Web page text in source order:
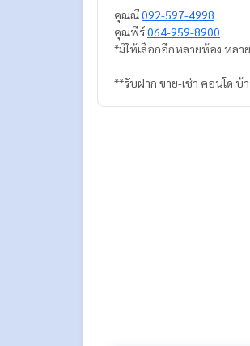
คุณณี092-597-4998
คุณพีร์064-959-8900
*มีให้เลือกอีกหลายห้อง หลา
**รับฝาก ขาย-เช่า คอนโด